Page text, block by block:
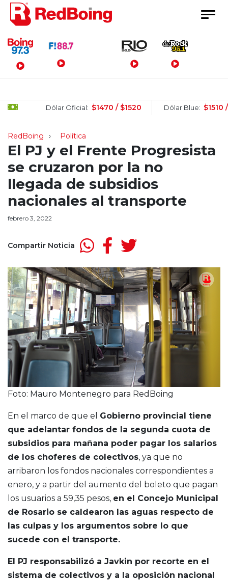
Menú Principal
Dólar Oficial: $1470 / $1520 Dólar Blue: $1510 /
RedBoing Política
El PJ y el Frente Progresista
se cruzaron por la no
llegada de subsidios
nacionales al transporte
febrero 3, 2022
Compartir Noticia
Foto: Mauro Montenegro para RedBoing
En el marco de que el Gobierno provincial tiene
que adelantar fondos de la segunda cuota de
subsidios para mañana poder pagar los salarios
de los choferes de colectivos, ya que no
arribaron los fondos nacionales correspondientes a
enero, y a partir del aumento del boleto que pagan
los usuarios a 59,35 pesos, en el Concejo Municipal
de Rosario se caldearon las aguas respecto de
las culpas y los argumentos sobre lo que
sucede con el transporte.
El PJ responsabilizó a Javkin por recorte en el
sistema de colectivos y a la oposición nacional